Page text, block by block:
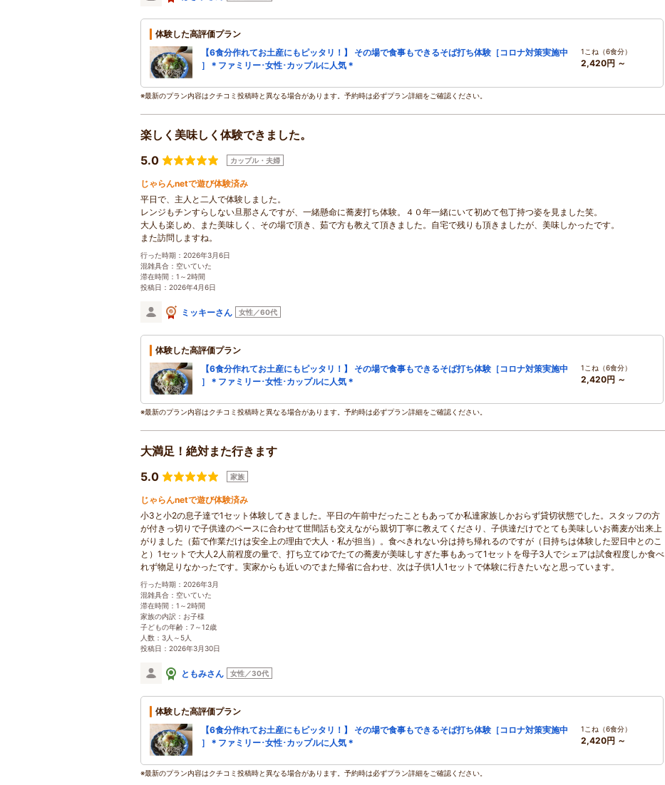
体験した高評価プラン
【6食分作れてお土産にもピッタリ！】 その場で食事もできるそば打ち体験［コロナ対策実施中
］＊ファミリー･女性･カップルに人気＊
1こね（6食分）
2,420円 ～
※最新のプラン内容はクチコミ投稿時と異なる場合があります。予約時は必ずプラン詳細をご確認ください。
楽しく美味しく体験できました。
5.0
カップル・夫婦
じゃらんnetで遊び体験済み
平日で、主人と二人で体験しました。
レンジもチンすらしない旦那さんですが、一緒懸命に蕎麦打ち体験。４０年一緒にいて初めて包丁持つ姿を見ました笑。
大人も楽しめ、また美味しく、その場で頂き、茹で方も教えて頂きました。自宅で残りも頂きましたが、美味しかったです。
また訪問しますね。
行った時期：2026年3月6日
混雑具合：空いていた
滞在時間：1～2時間
投稿日：2026年4月6日
ミッキーさん 女性／60代
体験した高評価プラン
【6食分作れてお土産にもピッタリ！】 その場で食事もできるそば打ち体験［コロナ対策実施中
］＊ファミリー･女性･カップルに人気＊
1こね（6食分）
2,420円 ～
※最新のプラン内容はクチコミ投稿時と異なる場合があります。予約時は必ずプラン詳細をご確認ください。
大満足！絶対また行きます
5.0
家族
じゃらんnetで遊び体験済み
小3と小2の息子達で1セット体験してきました。平日の午前中だったこともあってか私達家族しかおらず貸切状態でした。スタッフの方
が付きっ切りで子供達のペースに合わせて世間話も交えながら親切丁寧に教えてくださり、子供達だけでとても美味しいお蕎麦が出来上
がりました（茹で作業だけは安全上の理由で大人・私が担当）。食べきれない分は持ち帰れるのですが（日持ちは体験した翌日中とのこ
と）1セットで大人2人前程度の量で、打ち立てゆでたての蕎麦が美味しすぎた事もあって1セットを母子3人でシェアは試食程度しか食べ
れず物足りなかったです。実家からも近いのでまた帰省に合わせ、次は子供1人1セットで体験に行きたいなと思っています。
行った時期：2026年3月
混雑具合：空いていた
滞在時間：1～2時間
家族の内訳：お子様
子どもの年齢：7～12歳
人数：3人～5人
投稿日：2026年3月30日
ともみさん 女性／30代
体験した高評価プラン
【6食分作れてお土産にもピッタリ！】 その場で食事もできるそば打ち体験［コロナ対策実施中
］＊ファミリー･女性･カップルに人気＊
1こね（6食分）
2,420円 ～
※最新のプラン内容はクチコミ投稿時と異なる場合があります。予約時は必ずプラン詳細をご確認ください。